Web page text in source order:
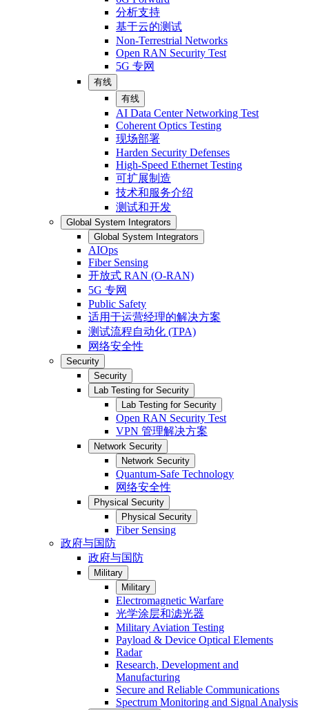
分析支持
基于云的测试
Non-Terrestrial Networks
Open RAN Security Test
5G 专网
有线
有线
AI Data Center Networking Test
Coherent Optics Testing
现场部署
Harden Security Defenses
High-Speed Ethernet Testing
可扩展制造
技术和服务介绍
测试和开发
Global System Integrators
Global System Integrators
AIOps
Fiber Sensing
开放式 RAN (O-RAN)
5G 专网
Public Safety
适用于运营经理的解决方案
测试流程自动化 (TPA)
网络安全性
Security
Security
Lab Testing for Security
Lab Testing for Security
Open RAN Security Test
VPN 管理解决方案
Network Security
Network Security
Quantum-Safe Technology
网络安全性
Physical Security
Physical Security
Fiber Sensing
政府与国防
政府与国防
Military
Military
Electromagnetic Warfare
光学涂层和滤光器
Military Aviation Testing
Payload & Device Optical Elements
Radar
Research, Development and
Manufacturing
Secure and Reliable Communications
Spectrum Monitoring and Signal Analysis